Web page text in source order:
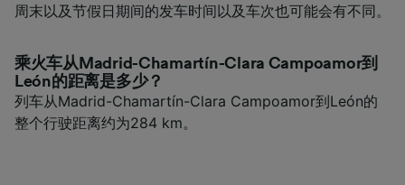
周末以及节假日期间的发车时间以及车次也可能会有不同。
乘火车从Madrid-Chamartín-Clara Campoamor到
León的距离是多少？
列车从Madrid-Chamartín-Clara Campoamor到León的
整个行驶距离约为284 km。